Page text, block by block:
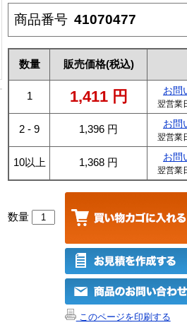
商品番号 41070477
数量 販売価格(税込)
1 1,411 円 お問
翌営業
2 - 9 1,396 円 お問
翌営業
10以上 1,368 円 お問
翌営業
数量
このページを印刷する